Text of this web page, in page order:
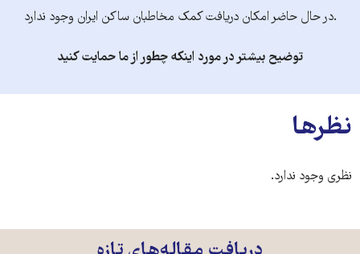
.در حال حاضر امکان دریافت کمک مخاطبان ساکن ایران وجود ندارد
توضیح بیشتر در مورد اینکه چطور از ما حمایت کنید
نظرها
نظری وجود ندارد.